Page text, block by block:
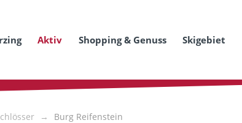
Aktiv Shopping & Genuss Skigebiet
Burg Reifenstein